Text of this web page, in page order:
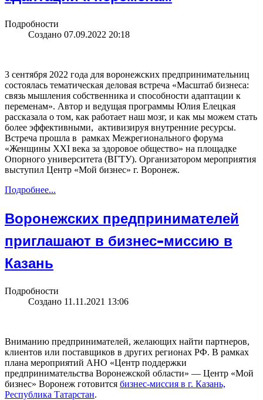
Подробности
Создано 07.09.2022 20:18
3 сентября 2022 года для воронежских предпринимательниц
состоялась тематическая деловая встреча «Масштаб бизнеса:
связь мышления собственника и способности адаптации к
переменам». Автор и ведущая программы Юлия Елецкая
рассказала о том, как работает наш мозг, и как мы можем стать
более эффективными, активизируя внутренние ресурсы.
Встреча прошла в рамках Межрегионального форума
«Женщины XXI века за здоровое общество» на площадке
Опорного университета (ВГТУ). Организатором мероприятия
выступил Центр «Мой бизнес» г. Воронеж.
Подробнее...
Воронежских предпринимателей
приглашают в бизнес-миссию в
Казань
Подробности
Создано 11.11.2021 13:06
Вниманию предпринимателей, желающих найти партнеров,
клиентов или поставщиков в других регионах РФ. В рамках
плана мероприятий АНО «Центр поддержки
предпринимательства Воронежской области» — Центр «Мой
бизнес» Воронеж готовится бизнес-миссия в г. Казань,
Республика Татарстан.